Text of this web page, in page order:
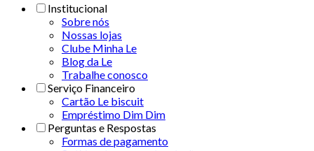
Institucional
Sobre nós
Nossas lojas
Clube Minha Le
Blog da Le
Trabalhe conosco
Serviço Financeiro
Cartão Le biscuit
Empréstimo Dim Dim
Perguntas e Respostas
Formas de pagamento